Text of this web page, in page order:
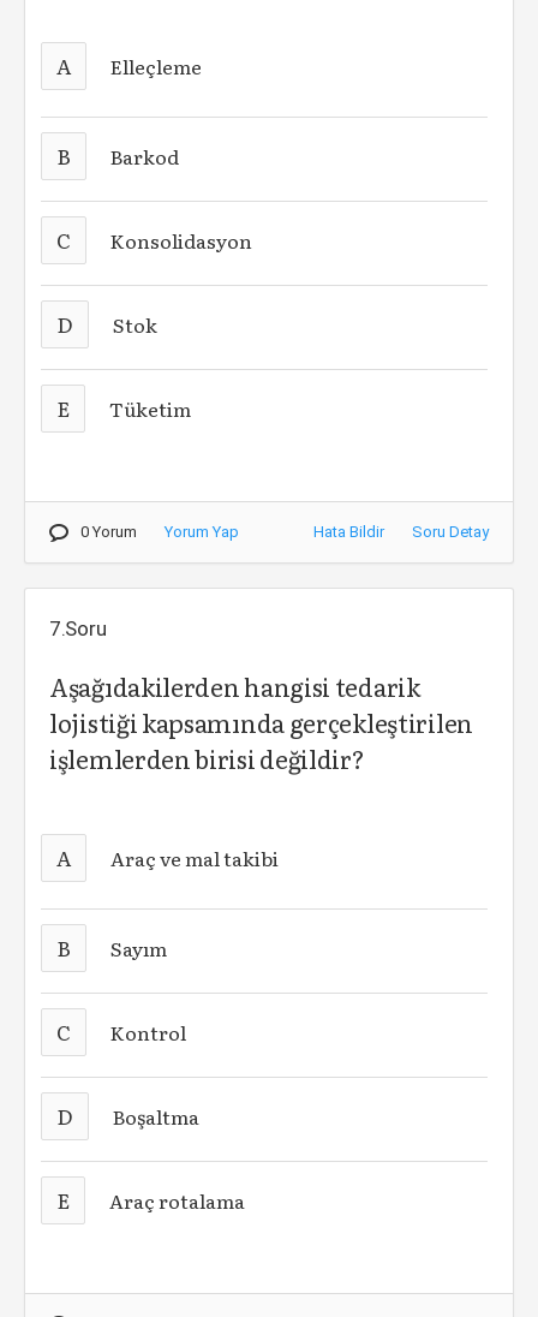
A Elleçleme
B Barkod
C Konsolidasyon
D Stok
E Tüketim
0 Yorum Yorum Yap Hata Bildir Soru Detay
7.Soru
Aşağıdakilerden hangisi tedarik
lojistiği kapsamında gerçekleştirilen
işlemlerden birisi değildir?
A Araç ve mal takibi
B Sayım
C Kontrol
D Boşaltma
E Araç rotalama